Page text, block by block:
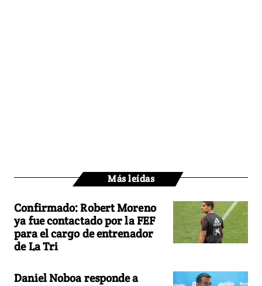
Más leídas
Confirmado: Robert Moreno
ya fue contactado por la FEF
para el cargo de entrenador
de La Tri
Daniel Noboa responde a